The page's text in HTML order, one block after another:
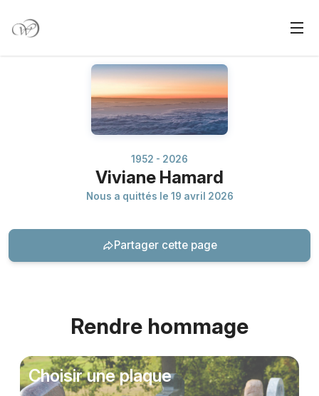
1952 - 2026
Viviane Hamard
Nous a quittés le 19 avril 2026
Partager cette page
Rendre hommage
Choisir une plaque